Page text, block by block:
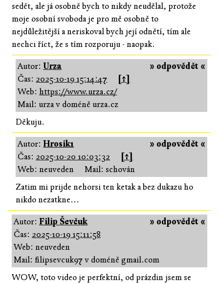
sedět, ale já osobně bych to nikdy neudělal, protože
moje osobní svoboda je pro mě osobně to
nejdůležitější a neriskoval bych její odnětí, tím ale
nechci říct, že s tím rozporuju - naopak.
» odpovědět «
Autor:Urza
Čas: 2025-10-19 15:14:47
[↑]
Web:https://www.urza.cz/
Mail: urza v doméně urza.cz
Děkuju.
» odpovědět «
Autor:Hrosik1
Čas: 2025-10-20 10:03:32
[↑]
Web: neuveden
Mail: schován
Zatim mi prijde nehorsi ten ketak a bez dukazu ho
nikdo nezatkne...
» odpovědět «
Autor: Filip Ševčuk
Čas: 2025-10-19 15:11:58
Web: neuveden
Mail: filipsevcuk97 v doméně gmail.com
WOW, toto video je perfektní, od prázdin jsem se